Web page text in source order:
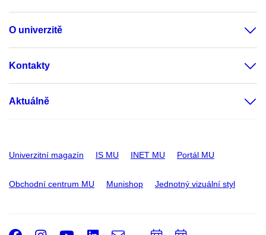
O univerzitě
Kontakty
Aktuálně
Univerzitní magazín IS MU INET MU Portál MU
Obchodní centrum MU Munishop Jednotný vizuální styl